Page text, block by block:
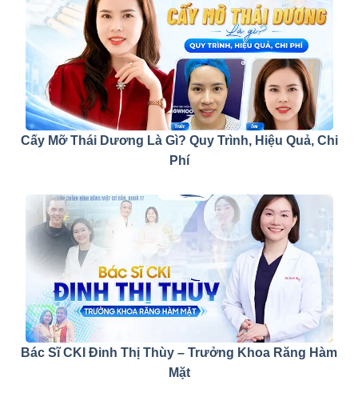
Cấy Mỡ Thái Dương Là Gì? Quy Trình, Hiệu Quả, Chi
Phí
Bác Sĩ CKI Đinh Thị Thùy – Trưởng Khoa Răng Hàm
Mặt